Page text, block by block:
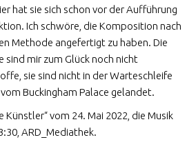
hat sie sich schon vor der Aufführung
Ich schwöre, die Komposition nach
Methode angefertigt zu haben. Die
sind mir zum Glück noch nicht
sie sind nicht in der Warteschleife
Buckingham Palace gelandet.
Künstler“ vom 24. Mai 2022, die Musik
ARD_Mediathek.